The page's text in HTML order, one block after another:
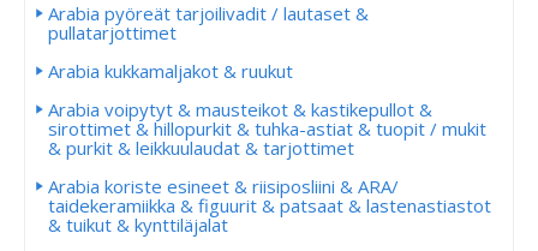
Arabia pyöreät tarjoilivadit / lautaset &
pullatarjottimet
Arabia kukkamaljakot & ruukut
Arabia voipytyt & mausteikot & kastikepullot &
sirottimet & hillopurkit & tuhka-astiat & tuopit / mukit
& purkit & leikkuulaudat & tarjottimet
Arabia koriste esineet & riisiposliini & ARA/
taidekeramiikka & figuurit & patsaat & lastenastiastot
& tuikut & kynttiläjalat